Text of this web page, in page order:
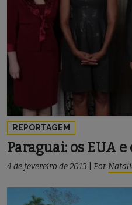
REPORTAGEM
Paraguai: os EUA
4 de fevereiro de 2013 Por